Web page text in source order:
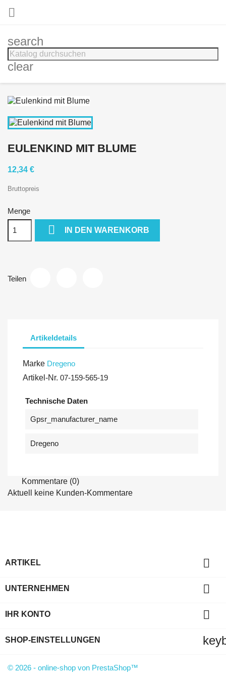

search
clear
EULENKIND MIT BLUME
12,34 €
Bruttopreis
Menge
 IN DEN WARENKORB
Teilen
Artikeldetails
Marke Dregeno
Artikel-Nr. 07-159-565-19
Technische Daten
Gpsr_manufacturer_name
Dregeno
Kommentare (0)
Aktuell keine Kunden-Kommentare
ARTIKEL 
UNTERNEHMEN 
IHR KONTO 
SHOP-EINSTELLUNGEN
© 2026 - online-shop von PrestaShop™